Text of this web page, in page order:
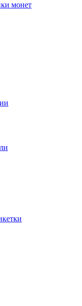
монет